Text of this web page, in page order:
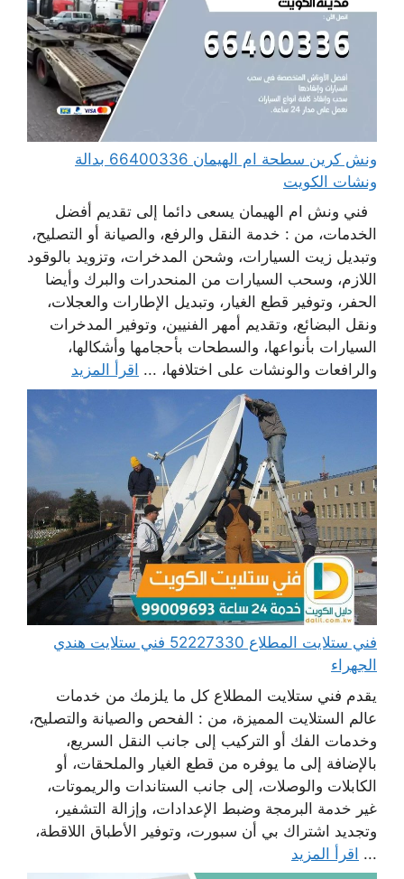
ونش كرين سطحة ام الهيمان 66400336 بدالة
ونشات الكويت
فني ونش ام الهيمان يسعى دائما إلى تقديم أفضل
الخدمات، من : خدمة النقل والرفع، والصيانة أو التصليح،
وتبديل زيت السيارات، وشحن المدخرات، وتزويد بالوقود
اللازم، وسحب السيارات من المنحدرات والبرك وأيضا
الحفر، وتوفير قطع الغيار، وتبديل الإطارات والعجلات،
ونقل البضائع، وتقديم أمهر الفنيين، وتوفير المدخرات
السيارات بأنواعها، والسطحات بأحجامها وأشكالها،
والرافعات والونشات على اختلافها، ... اقرأ المزيد
فني ستلايت المطلاع 52227330 فني ستلايت هندي
الجهراء
يقدم فني ستلايت المطلاع كل ما يلزمك من خدمات
عالم الستلايت المميزة، من : الفحص والصيانة والتصليح،
وخدمات الفك أو التركيب إلى جانب النقل السريع،
بالإضافة إلى ما يوفره من قطع الغيار والملحقات، أو
الكابلات والوصلات، إلى جانب الستاندات والريموتات،
غير خدمة البرمجة وضبط الإعدادات، وإزالة التشفير،
وتجديد اشتراك بي أن سبورت، وتوفير الأطباق اللاقطة،
... اقرأ المزيد